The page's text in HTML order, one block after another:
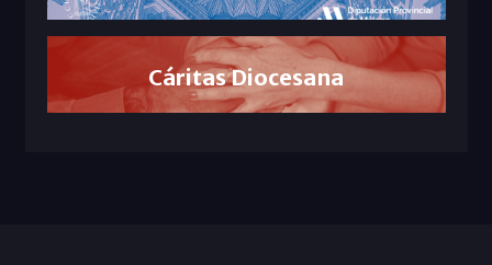
Cáritas Diocesana